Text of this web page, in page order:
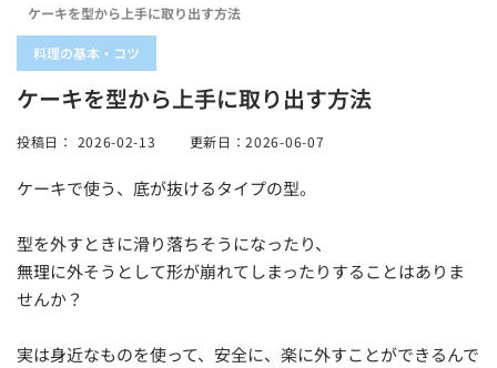
ケーキを型から上手に取り出す方法
料理の基本・コツ
ケーキを型から上手に取り出す方法
投稿日： 2026-02-13 更新日：2026-06-07
ケーキで使う、底が抜けるタイプの型。
型を外すときに滑り落ちそうになったり、
無理に外そうとして形が崩れてしまったりすることはありま
せんか？
実は身近なものを使って、安全に、楽に外すことができるんで